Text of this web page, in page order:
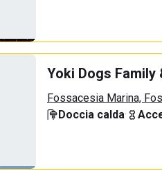
Yoki Dogs Family
Fossacesia Marina,
Doccia calda·